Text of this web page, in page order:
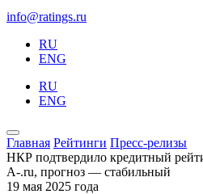
info@ratings.ru
RU
ENG
RU
ENG
Главная Рейтинги Пресс-релизы
НКР подтвердило кредитный
A-.ru, прогноз — стабильный
19 мая 2025 года